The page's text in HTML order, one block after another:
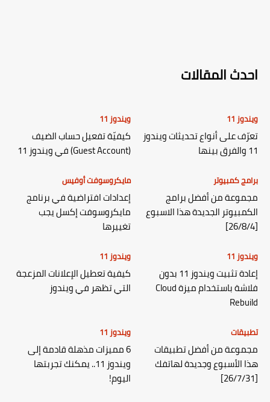
احدث المقالات
ويندوز 11
تعرّف على أنواع تحديثات ويندوز
11 والفرق بينها
ويندوز 11
كيفيّة تفعيل حساب الضيف
(Guest Account) في ويندوز 11
برامج كمبيوتر
مجموعة من أفضل برامج
الكمبيوتر الجديدة هذا الاسبوع
[26/8/4]
مايكروسوفت أوفيس
إعدادات افتراضية في برنامج
مايكروسوفت إكسل يجب
تغييرها
ويندوز 11
إعادة تثبيت ويندوز 11 بدون
فلاشة باستخدام ميزة Cloud
Rebuild
ويندوز 11
كيفية تعطيل الإعلانات المزعجة
التي تظهر في ويندوز
تطبيقات
مجموعة من أفضل تطبيقات
هذا الأسبوع وجديدة لهاتفك
[26/7/31]
ويندوز 11
6 مميزات مذهلة قادمة إلى
ويندوز 11.. يمكنك تجربتها
اليوم!